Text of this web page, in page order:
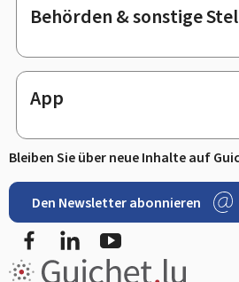
Behörden & sonstige
App
Bleiben Sie über neue Inhalte auf
Den Newsletter abonnieren
FacebookLinkedIn